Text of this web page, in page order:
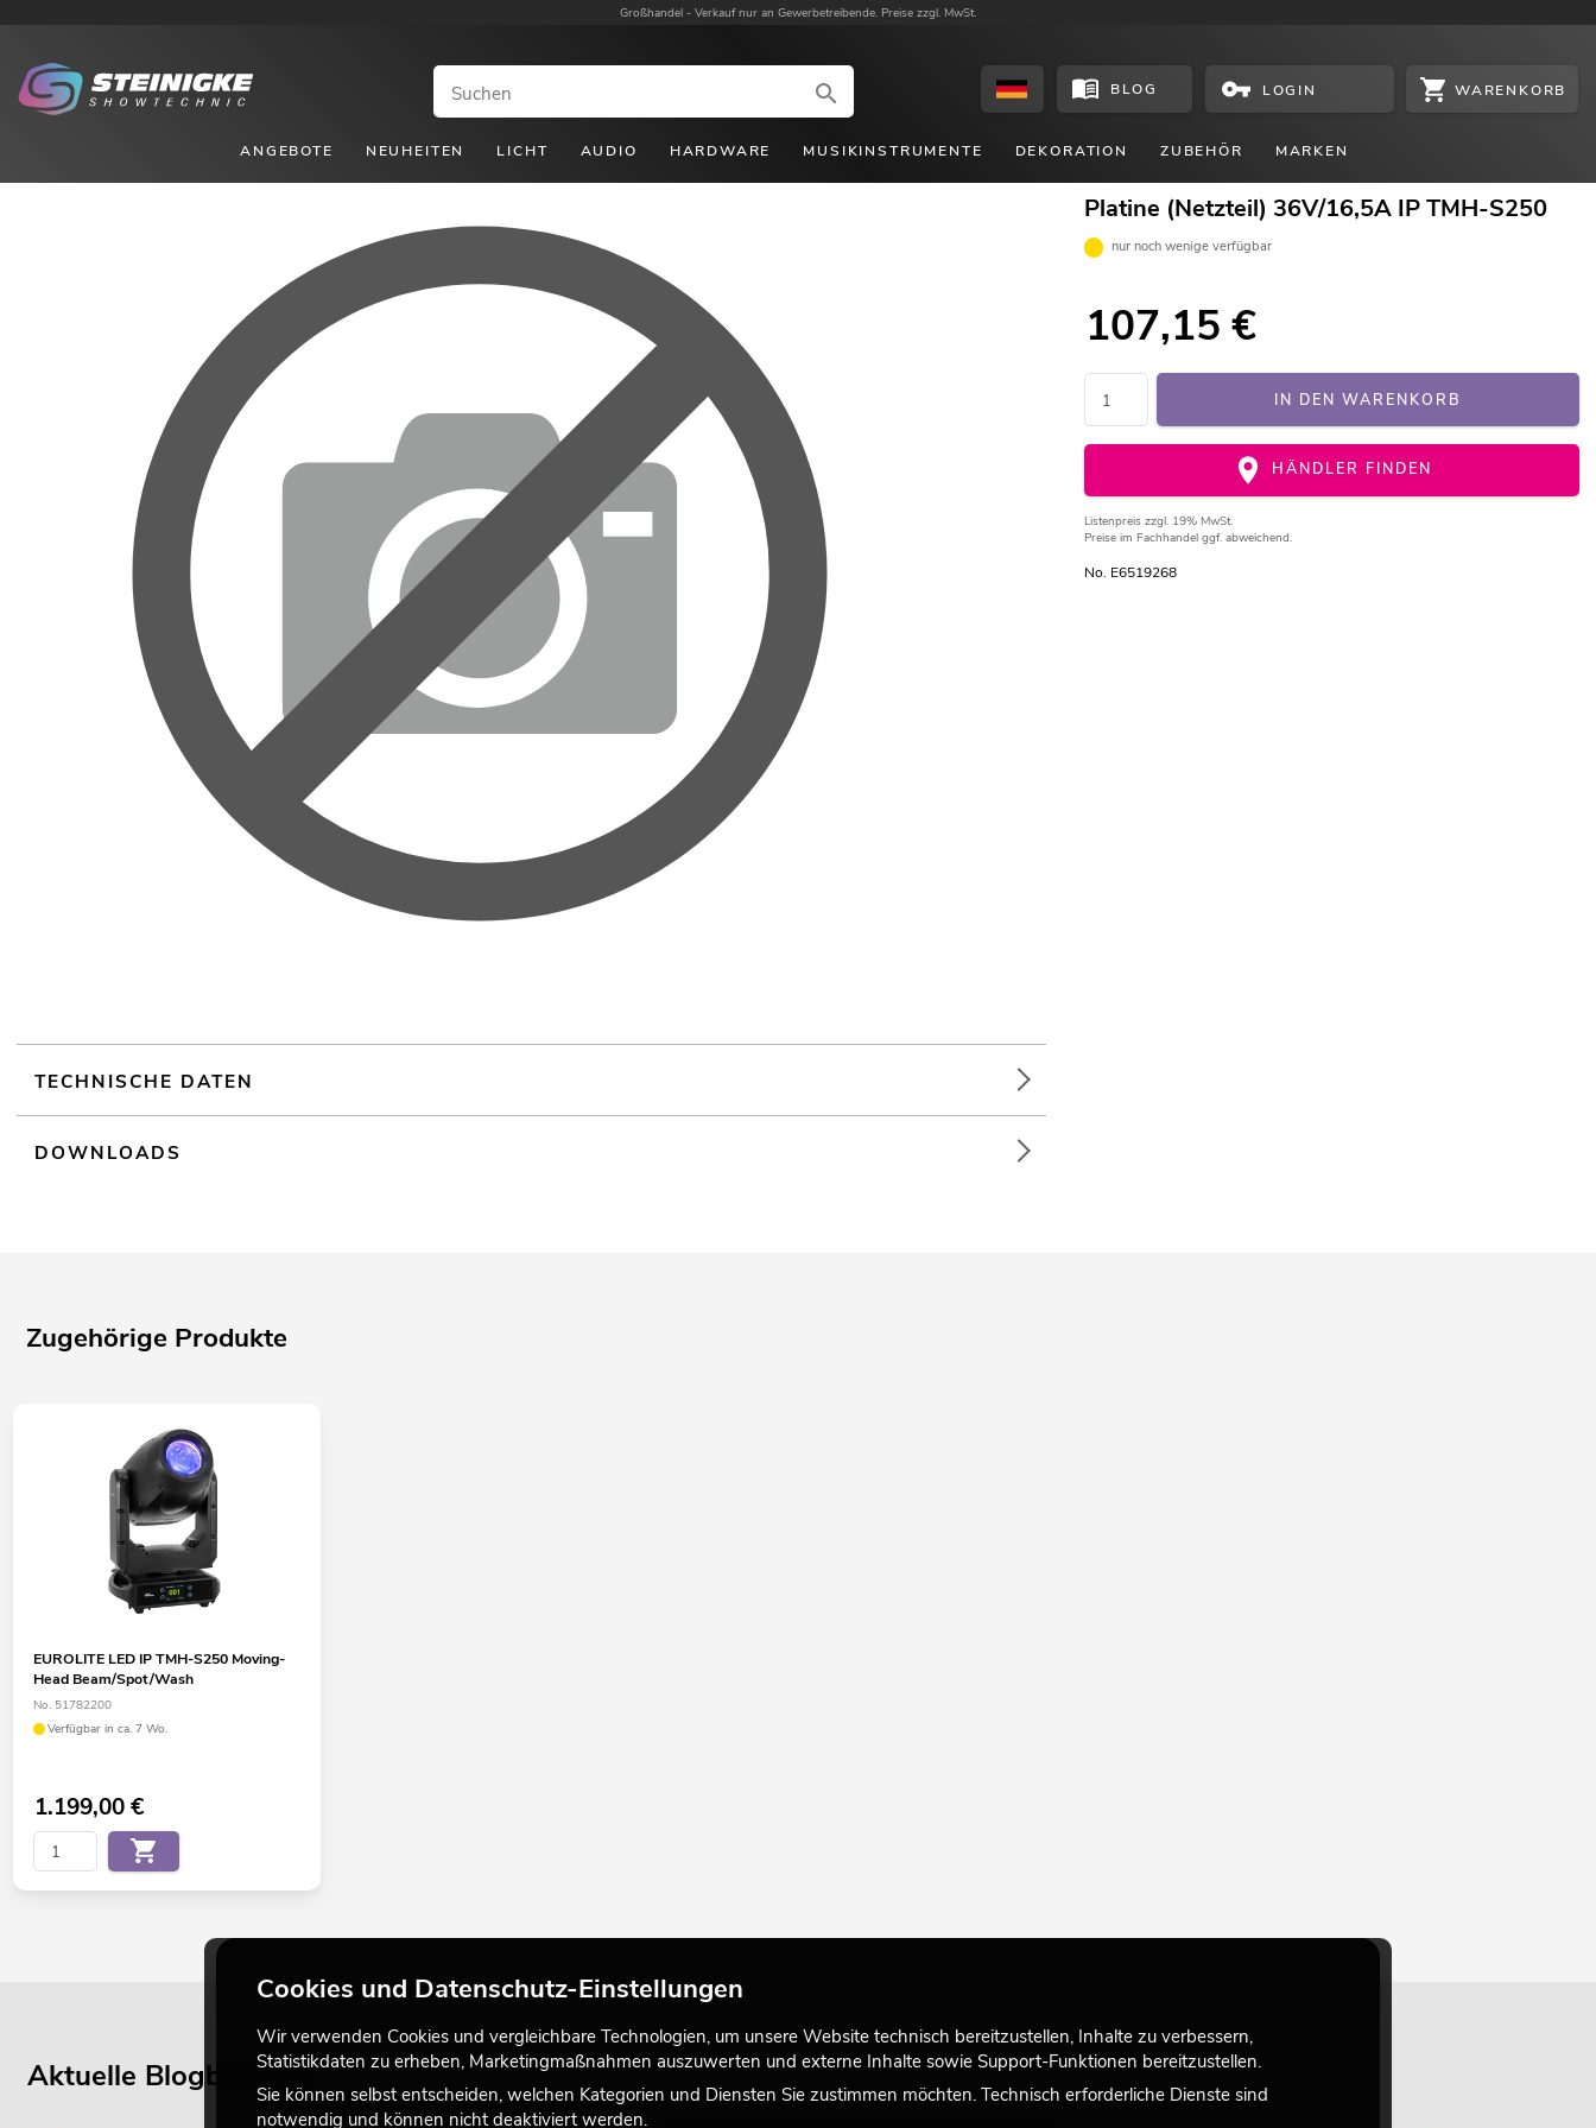
Großhandel - Verkauf nur an Gewerbetreibende. Preise zzgl. MwSt.
BLOG LOGIN WARENKORB
ANGEBOTE NEUHEITEN LICHT AUDIO HARDWARE MUSIKINSTRUMENTE DEKORATION ZUBEHÖR MARKEN
Platine (Netzteil) 36V/16,5A IP TMH-S250
nur noch wenige verfügbar
107,15 €
IN DEN WARENKORB
HÄNDLER FINDEN
Listenpreis zzgl. 19% MwSt.
Preise im Fachhandel ggf. abweichend.
No. E6519268
TECHNISCHE DATEN
DOWNLOADS
Zugehörige Produkte
EUROLITE LED IP TMH-S250 Moving-
Head Beam/Spot/Wash
No. 51782200
Verfügbar in ca. 7 Wo.
1.199,00€
Aktuelle Blogbeiträge
Cookies und Datenschutz-Einstellungen
Wir verwenden Cookies und vergleichbare Technologien, um unsere Website technisch bereitzustellen, Inhalte zu verbessern,
Statistikdaten zu erheben, Marketingmaßnahmen auszuwerten und externe Inhalte sowie Support-Funktionen bereitzustellen.
Sie können selbst entscheiden, welchen Kategorien und Diensten Sie zustimmen möchten. Technisch erforderliche Dienste sind
notwendig und können nicht deaktiviert werden.